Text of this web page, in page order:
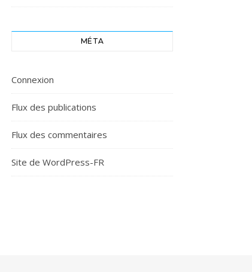
MÉTA
Connexion
Flux des publications
Flux des commentaires
Site de WordPress-FR